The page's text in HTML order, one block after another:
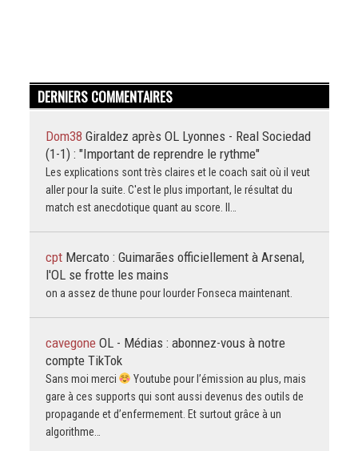
DERNIERS COMMENTAIRES
Dom38 Giraldez après OL Lyonnes - Real Sociedad
(1-1) : "Important de reprendre le rythme"
Les explications sont très claires et le coach sait où il veut
aller pour la suite. C'est le plus important, le résultat du
match est anecdotique quant au score. Il…
cpt Mercato : Guimarães officiellement à Arsenal,
l'OL se frotte les mains
on a assez de thune pour lourder Fonseca maintenant.
cavegone OL - Médias : abonnez-vous à notre
compte TikTok
Sans moi merci
Youtube pour l’émission au plus, mais
gare à ces supports qui sont aussi devenus des outils de
propagande et d’enfermement. Et surtout grâce à un
algorithme…